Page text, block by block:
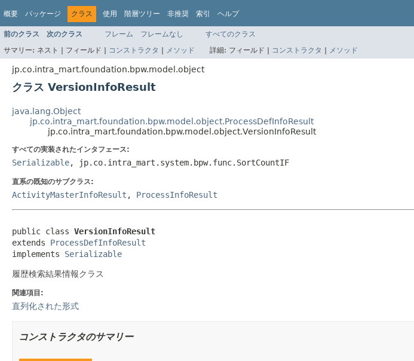
概要 パッケージ クラス 使用 階層ツリー 非推奨 索引 ヘルプ
前のクラス 次のクラス フレーム フレームなし
すべてのクラス
サマリー: ネスト | フィールド | コンストラクタ | メソッド 詳細: フィールド | コンストラクタ | メソッド
jp.co.intra_mart.foundation.bpw.model.object
クラス VersionInfoResult
java.lang.Object
jp.co.intra_mart.foundation.bpw.model.object.ProcessDefInfoResult
jp.co.intra_mart.foundation.bpw.model.object.VersionInfoResult
すべての実装されたインタフェース:
Serializable, jp.co.intra_mart.system.bpw.func.SortCountIF
直系の既知のサブクラス:
ActivityMasterInfoResult , ProcessInfoResult
public class VersionInfoResult
extends ProcessDefInfoResult
implements Serializable
履歴検索結果情報クラス
関連項目:
直列化された形式
コンストラクタのサマリー